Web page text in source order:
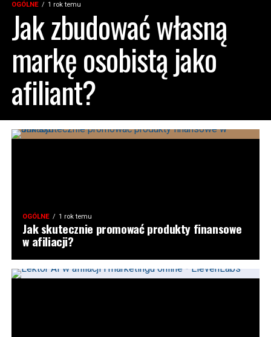
OGÓLNE 1 rok temu
Jak zbudować własną
markę osobistą jako
afiliant?
OGÓLNE 1 rok temu
Jak skutecznie promować produkty finansowe
w afiliacji?